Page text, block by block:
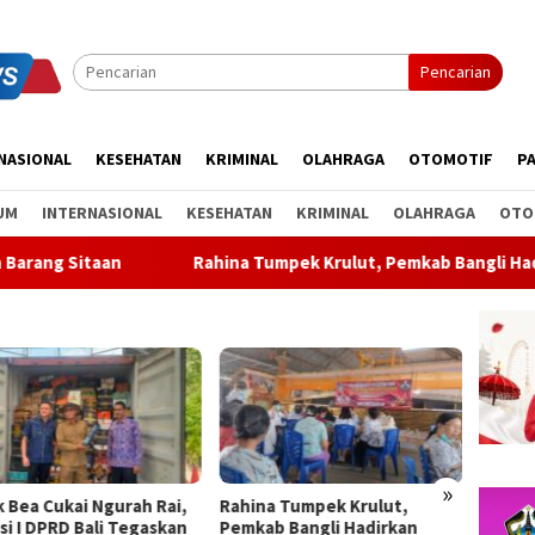
Pencarian
KESEHATAN KRIMINAL OLAHRAGA OTOMOTIF
INTERNASIONAL KESEHATAN KRIMINAL OLAHRAGA
Rahina Tumpek Krulut, Pemkab Bangli Hadirkan Pengobatan
»
Tumpek Krulut,
Bangli Hadirkan
ABTI Bali Lepas Kontingen ke
Kejurnas Bola Tangan Junior